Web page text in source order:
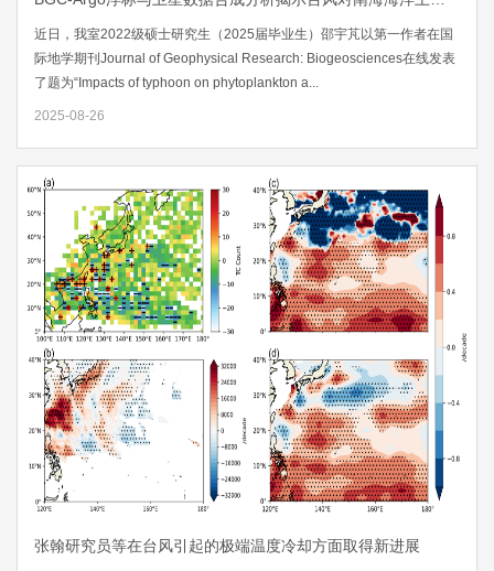
近日，我室2022级硕士研究生（2025届毕业生）邵宇芃以第一作者在国
际地学期刊Journal of Geophysical Research: Biogeosciences在线发表
了题为“Impacts of typhoon on phytoplankton a...
2025-08-26
张翰研究员等在台风引起的极端温度冷却方面取得新进展